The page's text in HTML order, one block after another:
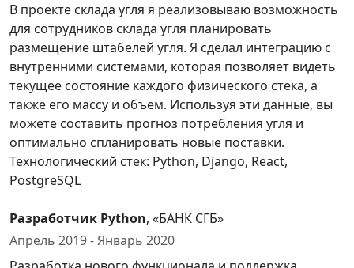
В проекте склада угля я реализовываю возможность
для сотрудников склада угля планировать
размещение штабелей угля. Я сделал интеграцию с
внутренними системами, которая позволяет видеть
текущее состояние каждого физического стека, а
также его массу и объем. Используя эти данные, вы
можете составить прогноз потребления угля и
оптимально спланировать новые поставки.
Технологический стек: Python, Django, React,
PostgreSQL
Разработчик Python, «БАНК СГБ»
Апрель 2019 - Январь 2020